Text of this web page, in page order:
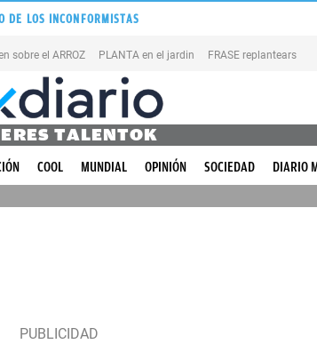
DE LOS INCONFORMISTAS
sobre el ARROZ PLANTA en el jardin FRASE replantearse la
TALENTOK
COOL MUNDIAL OPINIÓN SOCIEDAD
DIARIO